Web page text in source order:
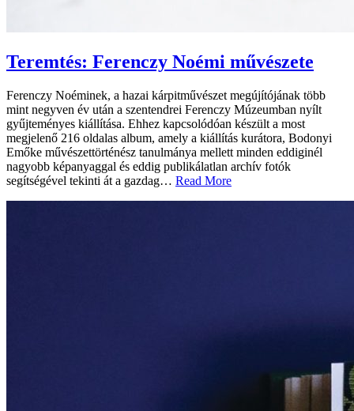
Teremtés: Ferenczy Noémi művészete
Ferenczy Noéminek, a hazai kárpitművészet megújítójának több
mint negyven év után a szentendrei Ferenczy Múzeumban nyílt
gyűjteményes kiállítása. Ehhez kapcsolódóan készült a most
megjelenő 216 oldalas album, amely a kiállítás kurátora, Bodonyi
Emőke művészettörténész tanulmánya mellett minden eddiginél
nagyobb képanyaggal és eddig publikálatlan archív fotók
segítségével tekinti át a gazdag… Read More